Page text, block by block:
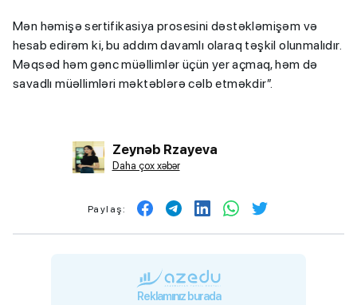
Mən həmişə sertifikasiya prosesini dəstəkləmişəm və
hesab edirəm ki, bu addım davamlı olaraq təşkil olunmalıdır.
Məqsəd həm gənc müəllimlər üçün yer açmaq, həm də
savadlı müəllimləri məktəblərə cəlb etməkdir”.
Zeynəb Rzayeva
Daha çox xəbər
Paylaş:
Reklamınız burada